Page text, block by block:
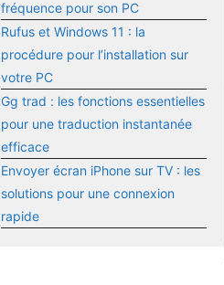
fréquence pour son PC
Rufus et Windows 11 : la
procédure pour l’installation sur
votre PC
Gg trad : les fonctions essentielles
pour une traduction instantanée
efficace
Envoyer écran iPhone sur TV : les
solutions pour une connexion
rapide